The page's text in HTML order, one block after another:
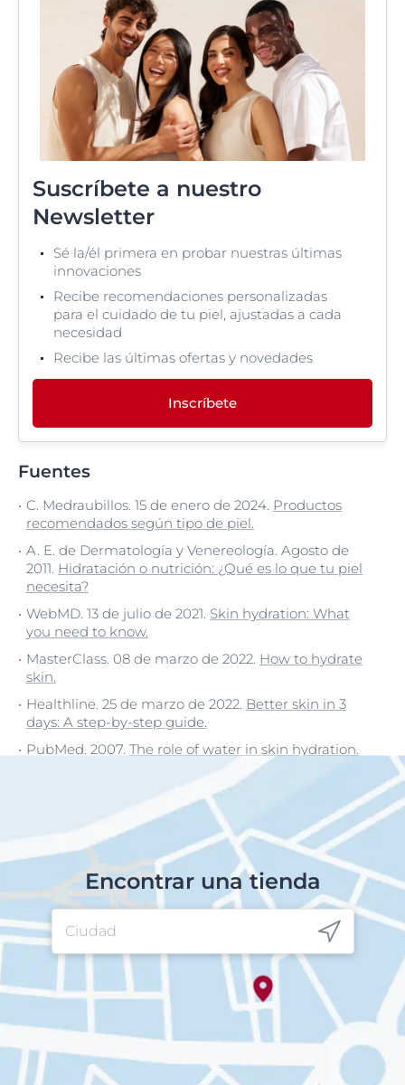
Suscríbete a nuestro
Newsletter
Sé la/él primera en probar nuestras últimas
innovaciones
Recibe recomendaciones personalizadas
para el cuidado de tu piel, ajustadas a cada
necesidad
Recibe las últimas ofertas y novedades
Inscríbete
Fuentes
C. Medraubillos. 15 de enero de 2024. Productos
recomendados según tipo de piel.
A. E. de Dermatología y Venereología. Agosto de
2011. Hidratación o nutrición: ¿Qué es lo que tu piel
necesita?
WebMD. 13 de julio de 2021. Skin hydration: What
you need to know.
MasterClass. 08 de marzo de 2022. How to hydrate
skin.
Healthline. 25 de marzo de 2022. Better skin in 3
days: A step-by-step guide.
PubMed. 2007. The role of water in skin hydration.
Encontrar una tienda